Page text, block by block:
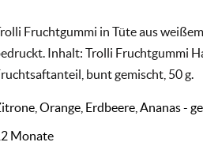
Fruchtgummi in Tüte aus
Inhalt: Trolli Fruchtgummi
bunt gemischt, 50 g.
Orange, Erdbeere, Ananas -
Monate